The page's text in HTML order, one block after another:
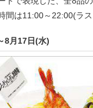
間は11:00～22:00(ラス
8月17日(水)